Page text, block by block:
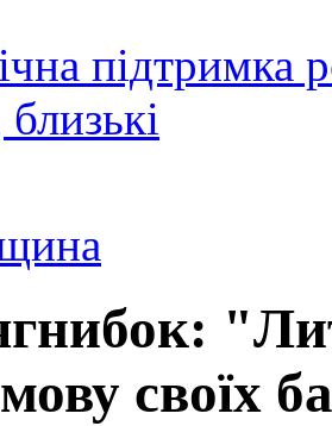
підтримка
своїх